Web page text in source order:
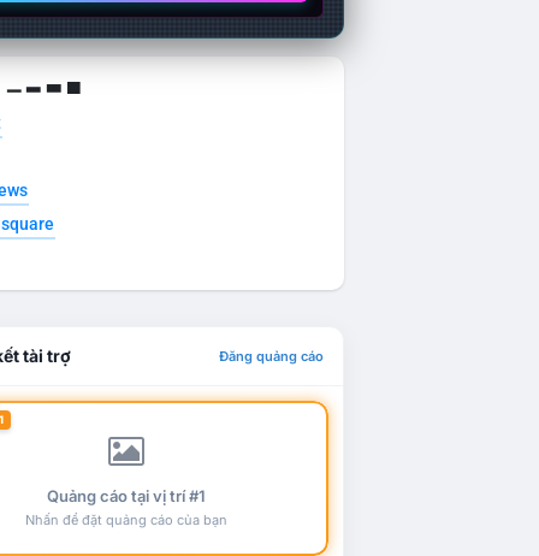
▁ ▂ ▃ ▄
tài trợ Đăng quảng cáo
Quảng cáo tại vị trí #1
Nhấn để đặt quảng cáo của bạn